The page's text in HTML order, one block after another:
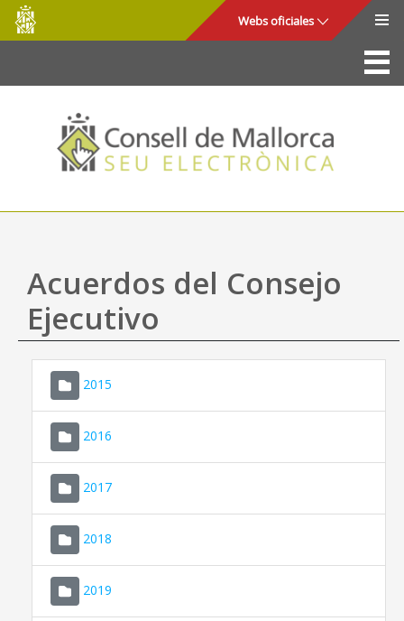
Saltar al contenido principal
Consell
de
Mallorca
Webs oficiales
La Sede
Consejo de Mallorca
Acceso y seguridad
Utilidades
Mapa web
Ayuda
Acuerdos del Consejo
Ejecutivo
2015
2016
2017
2018
2019